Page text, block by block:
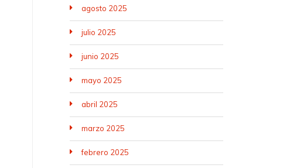
agosto 2025
julio 2025
junio 2025
mayo 2025
abril 2025
marzo 2025
febrero 2025